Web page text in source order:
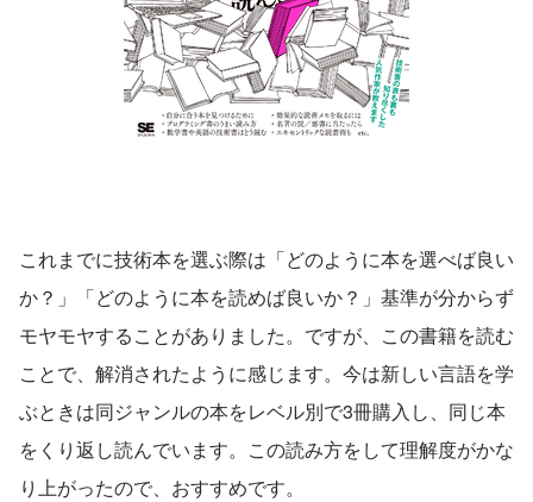
これまでに技術本を選ぶ際は「どのように本を選べば良い
か？」「どのように本を読めば良いか？」基準が分からず
モヤモヤすることがありました。ですが、この書籍を読む
ことで、解消されたように感じます。今は新しい言語を学
ぶときは同ジャンルの本をレベル別で3冊購入し、同じ本
をくり返し読んでいます。この読み方をして理解度がかな
り上がったので、おすすめです。